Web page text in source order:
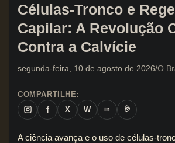
Células-Tronco e
Capilar: A Revolução
Contra a Calvície
segunda-feira, 10 de agosto de 2026 O
COMPARTILHE:
f X W in
A ciência avança e o uso de células-